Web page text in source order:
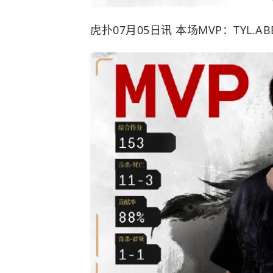
虎扑07月05日讯 本场MVP：